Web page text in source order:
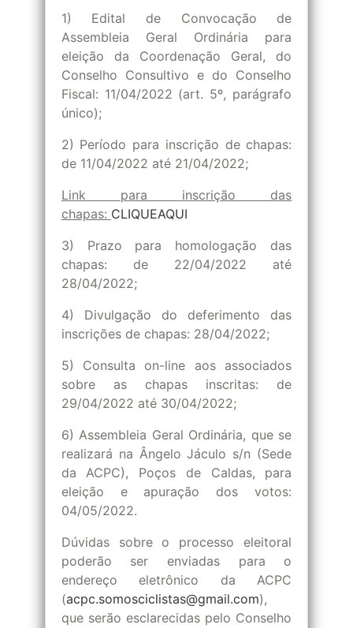
1) Edital de Convocação de
Assembleia Geral Ordinária para
eleição da Coordenação Geral, do
Conselho Consultivo e do Conselho
Fiscal: 11/04/2022 (art. 5º, parágrafo
único);
2) Período para inscrição de chapas:
de 11/04/2022 até 21/04/2022;
Link para inscrição das
chapas: CLIQUEAQUI
3) Prazo para homologação das
chapas: de 22/04/2022 até
28/04/2022;
4) Divulgação do deferimento das
inscrições de chapas: 28/04/2022;
5) Consulta on-line aos associados
sobre as chapas inscritas: de
29/04/2022 até 30/04/2022;
6) Assembleia Geral Ordinária, que se
realizará na Ângelo Jáculo s/n (Sede
da ACPC), Poços de Caldas, para
eleição e apuração dos votos:
04/05/2022.
Dúvidas sobre o processo eleitoral
poderão ser enviadas para o
endereço eletrônico da ACPC
(acpc.somosciclistas@gmail.com),
que serão esclarecidas pelo Conselho